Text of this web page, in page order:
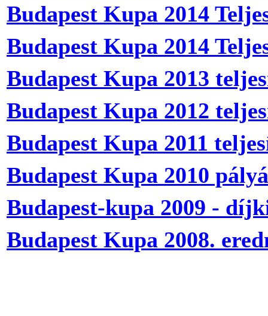
Budapest Kupa 2014
Budapest Kupa 2014
Budapest Kupa 2013
Budapest Kupa 2012
Budapest Kupa 2011
Budapest Kupa 2010
Budapest-kupa 2009 -
Budapest Kupa 2008.